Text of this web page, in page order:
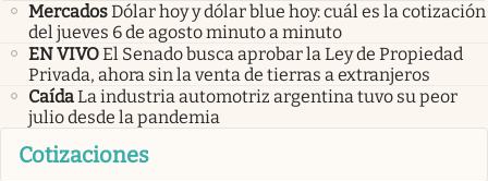
MercadosDólar hoy y dólar blue hoy: cuál es la cotización
del jueves 6 de agosto minuto a minuto
EN VIVOEl Senado busca aprobar la Ley de Propiedad
Privada, ahora sin la venta de tierras a extranjeros
CaídaLa industria automotriz argentina tuvo su peor
julio desde la pandemia
Cotizaciones